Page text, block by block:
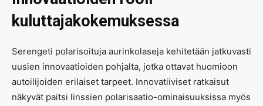
kuluttajakokemuksessa
Serengeti polarisoituja aurinkolaseja kehitetään jatkuvasti
uusien innovaatioiden pohjalta, jotka ottavat huomioon
autoilijoiden erilaiset tarpeet. Innovatiiviset ratkaisut
näkyvät paitsi linssien polarisaatio-ominaisuuksissa myös